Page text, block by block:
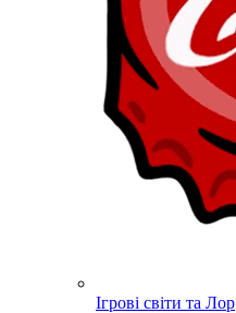
Ігрові світи та Лор